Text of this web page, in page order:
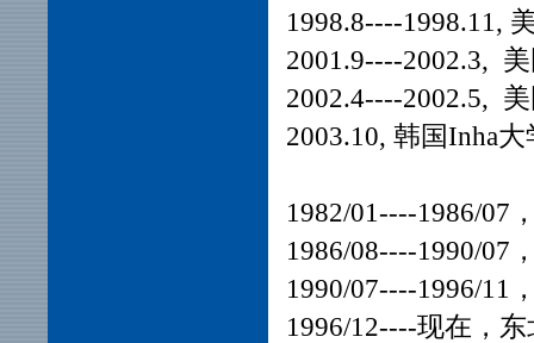
1998.8----1998.11,
2001.9----2002.3,
2002.4----2002.5,
2003.10, 韩国Inha
1982/01----1986/07
1986/08----1990/07
1990/07----1996/11
1996/12----现在，